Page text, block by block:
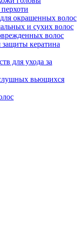
окрашенных волос
и сухих волос
волос
кератина
для ухода за
вьющихся